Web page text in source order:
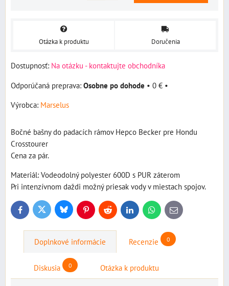
Otázka k produktu Doručenia
Dostupnosť: Na otázku - kontaktujte obchodníka
Osobne po dohode • 0 € •
Výrobca: Marselus
Bočné bašny do padacích rámov Hepco Becker pre Hondu
Crosstourer
Cena za pár.
Materiál: Vodeodolný polyester 600D s PUR záterom
Pri intenzívnom daždi možný priesak vody v miestach spojov.
FacebookTwitter BlueskyPinterestReddit LinkedInWhatsApp
E-
mail
Doplnkové informácie Recenzie 0
Diskusia 0 Otázka k produktu